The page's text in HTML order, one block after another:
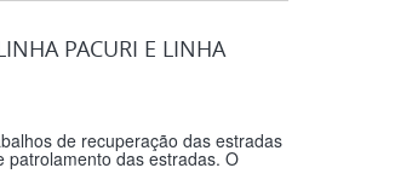
PACURI E LINHA
de recuperação das estradas
patrolamento das estradas. O